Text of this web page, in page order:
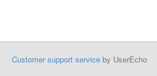
Customer support serviceby UserEcho